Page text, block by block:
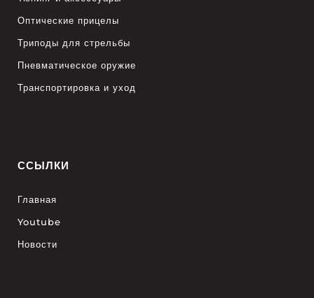
Оптические прицелы
Триподы для стрельбы
Пневматическое оружие
Транспортировка и уход
ССЫЛКИ
Главная
Youtube
Новости